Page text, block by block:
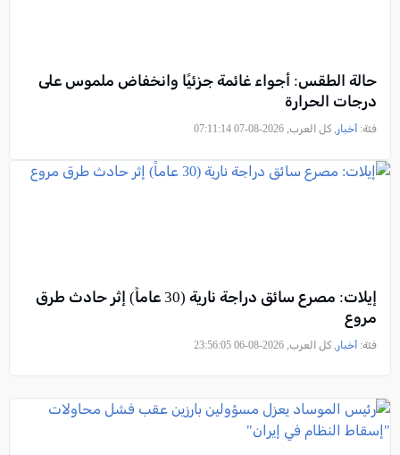
حالة الطقس: أجواء غائمة جزئيًا وانخفاض ملموس على
درجات الحرارة
فئة: أخبار , كل العرب, 2026-08-07 07:11:14
إيلات: مصرع سائق دراجة نارية (30 عاماً) إثر حادث طرق
مروع
فئة: أخبار , كل العرب, 2026-08-06 23:56:05